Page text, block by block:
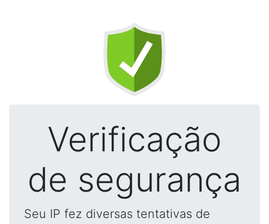
Verificação
de segurança
Seu IP fez diversas tentativas de